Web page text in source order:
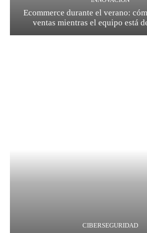
Ecommerce durante el verano:
ventas mientras el equipo está
CIBERSEGURIDAD